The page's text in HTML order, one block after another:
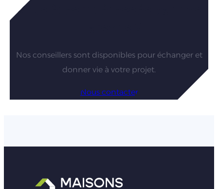
Vous êtes intéressés par nos
Nos conseillers sont disponibles pour échanger et
donner vie à votre projet.
Nous contacter